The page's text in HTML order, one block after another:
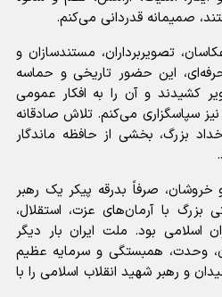
صمیمانه قدردانی می‌کنم.
تصویربرداران، مستندسازان و
این حضور تاریخی و حماسه
کشیدند و آن را به افکار عمومی
سپاسگزاری می‌کنم. تلاش صادقانه
بزرگ، بخشی از حافظه ماندگار
صرفاً بدرقه پیکر یک رهبر
بزرگ با آرمان‌های عزت، استقلال،
اسلامی بود. ملت ایران بار دیگر
وحدت، همبستگی و سرمایه عظیم
و رهبر شهید انقلاب اسلامی را با